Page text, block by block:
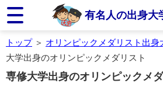
有名人の出身大
トップ＞ オリンピックメダリスト出身
大学出身のオリンピックメダリスト
専修大学出身のオリンピックメ